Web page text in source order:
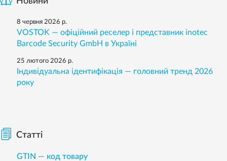
8 червня 2026 р.
VOSTOK — офіційний реселер і представник inotec
Barcode Security GmbH в Україні
25 лютого 2026 р.
Індивідуальна ідентифікація — головний тренд 2026
року
Статті
GTIN — код товару